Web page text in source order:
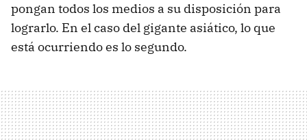
pongan todos los medios a su disposición para
lograrlo. En el caso del gigante asiático, lo que
está ocurriendo es lo segundo.